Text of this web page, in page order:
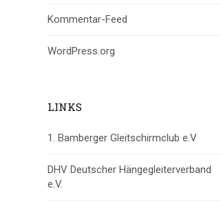
Kommentar-Feed
WordPress.org
LINKS
1. Bamberger Gleitschirmclub e.V
DHV Deutscher Hängegleiterverband
e.V.